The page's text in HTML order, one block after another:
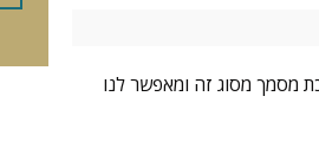
מסמך מסוג זה ומאפשר לנו